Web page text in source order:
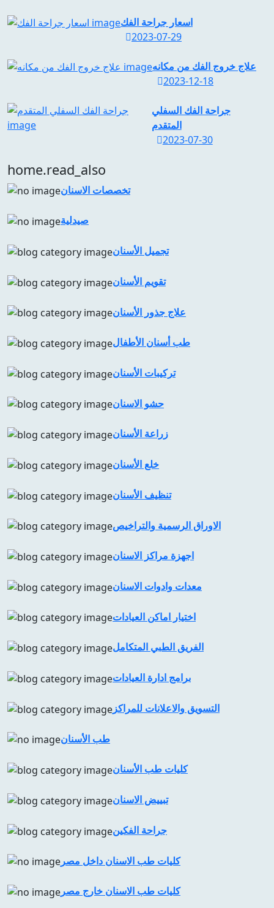
اسعار جراحة الفك
2023-07-29
علاج خروج الفك من مكانه
2023-12-18
جراحة الفك السفلي
المتقدم
2023-07-30
home.read_also
تخصصات الاسنان
صيدلية
تجميل الأسنان
تقويم الأسنان
علاج جذور الأسنان
طب أسنان الأطفال
تركيبات الأسنان
حشو الاسنان
زراعة الأسنان
خلع الأسنان
تنظيف الأسنان
الاوراق الرسمية والتراخيص
اجهزة مراكز الاسنان
معدات وادوات الاسنان
اختيار اماكن العيادات
الفريق الطبي المتكامل
برامج ادارة العيادات
التسويق والاعلانات للمراكز
طب الأسنان
كليات طب الأسنان
تبييض الاسنان
جراحة الفكين
كليات طب الاسنان داخل مصر
كليات طب الاسنان خارج مصر